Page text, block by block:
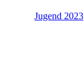
Jugend 2023